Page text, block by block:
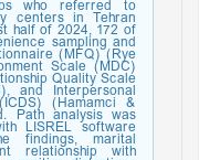
who referred to
centers in Tehran
half of 2024, 172 of
sampling and
(MFQ) (Rye
Scale (MDC)
Quality Scale
and Interpersonal
(Hamamci &
Path analysis was
LISREL software
findings, marital
relationship with